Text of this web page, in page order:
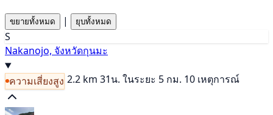
ขยายทั้งหมด | ยุบทั้งหมด
S
Nakanojo, จังหวัดกุนมะ
ความเสี่ยงสูง 2.2 km 31น. ในระยะ 5 กม. 10 เหตุการณ์